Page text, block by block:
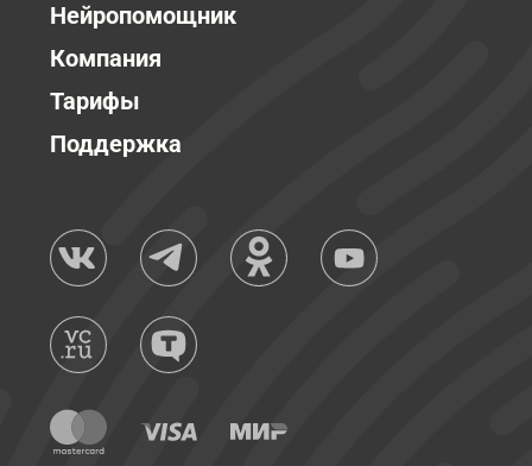
Нейропомощник
Компания
Тарифы
Поддержка